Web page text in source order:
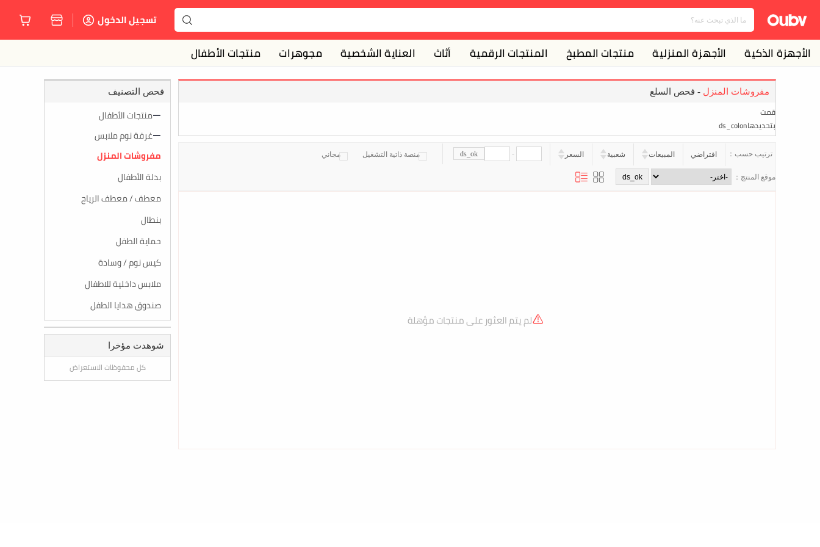
تسجيل الدخول
الأجهزة الذكية الأجهزة المنزلية منتجات المطبخ المنتجات الرقمية أثاث العناية الشخصية مجوهرات منتجات الأطفال
فحص التصنيف
منتجات الأطفال
غرفة نوم ملابس
مفروشات المنزل
بدلة الأطفال
معطف / معطف الرياح
بنطال
حماية الطفل
كيس نوم / وسادة
ملابس داخلية للاطفال
صندوق هدايا الطفل
شوهدت مؤخرا
كل محفوظات الاستعراض
مفروشات المنزل - فحص السلع
قمت
بتحديدهاds_colon
ترتيب حسب： افتراضي المبيعات شعبية السعر -
ds_ok منصة ذاتية التشغيل مجاني
موقع المنتج：
لم يتم العثور على منتجات مؤهلة